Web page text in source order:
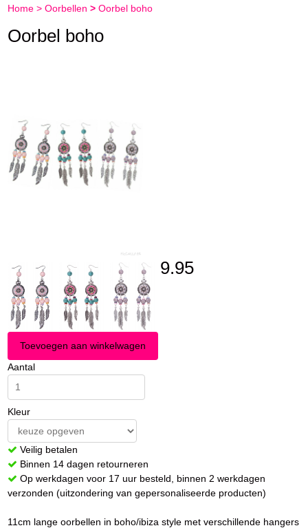
Home > Oorbellen > Oorbel boho
Oorbel boho
9.95
Aantal
Kleur
Veilig betalen
Binnen 14 dagen retourneren
Op werkdagen voor 17 uur besteld, binnen 2 werkdagen
verzonden (uitzondering van gepersonaliseerde producten)
11cm lange oorbellen in boho/ibiza style met verschillende hangers